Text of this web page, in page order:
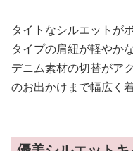
タイトなシルエットが
タイプの肩紐が軽やか
デニム素材の切替がア
のお出かけまで幅広く